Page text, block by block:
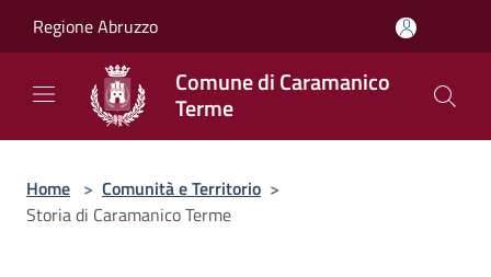
Regione Abruzzo
Comune di Caramanico
Terme
Home > Comunità e Territorio >
Storia di Caramanico Terme